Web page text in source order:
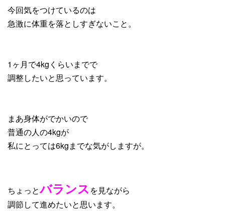
今回気をつけているのは
急激に体重を落としすぎないこと。
1ヶ月で4kgくらいまでで
調整したいと思っています。
まあ身体がでかいので
普通の人の4kgが
私にとっては6kgまでな気がしますが。
ちょっとバランス を見ながら
調節して進めたいと思います。